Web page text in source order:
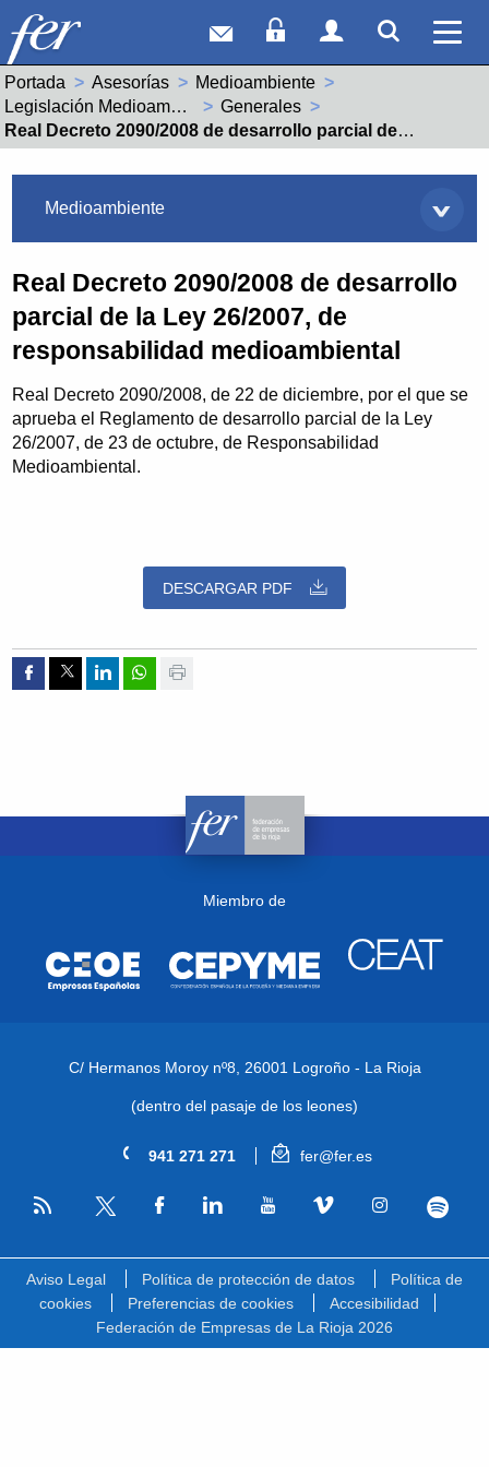
Correo webAcceso Socios
Acceso
Portada Asesorías
Medioambiente
Legislación Medioambiental
Generales
Actual:
Real Decreto 2090/2008 de desarrollo parcial de la Ley 26/2007, de responsabilidad medioambiental
Medioambiente
Real Decreto 2090/2008 de desarrollo
parcial de la Ley 26/2007, de
responsabilidad medioambiental
Real Decreto 2090/2008, de 22 de diciembre, por el que se
aprueba el Reglamento de desarrollo parcial de la Ley
26/2007, de 23 de octubre, de Responsabilidad
Medioambiental.
DESCARGAR PDF
Compartir por Facebook
Compartir por Twitter
Compartir por Linkedin
Compartir por whatsapp
Imprimir
Miembro de
C/ Hermanos Moroy nº8, 26001 Logroño - La Rioja
(dentro del pasaje de los leones)
941 271 271 fer@fer.es
RSS
Aviso Legal Política de protección de datos
Política de
cookies
Preferencias de cookies
Accesibilidad
Federación de Empresas de La Rioja 2026